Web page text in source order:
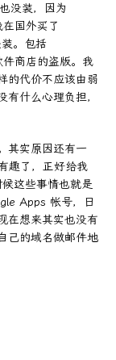
没装，因为
国外买了
。包括
商店的盗版。我
的代价不应该由弱
什么心理负担，
其实原因还有一
趣了，正好给我
这些事情也就是
Apps 帐号，日
在想来其实也没有
己的域名做邮件地